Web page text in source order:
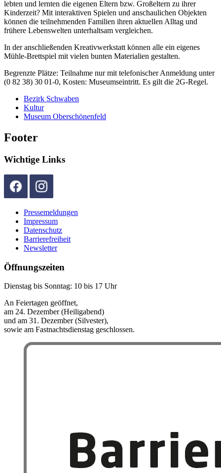
lebten und lernten die eigenen Eltern bzw. Großeltern zu ihrer
Kinderzeit? Mit interaktiven Spielen und anschaulichen Objekten
können die teilnehmenden Familien ihren aktuellen Alltag und
frühere Lebenswelten unterhaltsam vergleichen.
In der anschließenden Kreativwerkstatt können alle ein eigenes
Mühle-Brettspiel mit vielen bunten Materialien gestalten.
Begrenzte Plätze: Teilnahme nur mit telefonischer Anmeldung unter
(0 82 38) 30 01-0, Kosten: Museumseintritt. Es gilt die 2G-Regel.
Bezirk Schwaben
Kultur
Museum Oberschönenfeld
Footer
Wichtige Links
Pressemeldungen
Impressum
Datenschutz
Barrierefreiheit
Newsletter
Öffnungszeiten
Dienstag bis Sonntag: 10 bis 17 Uhr
An Feiertagen geöffnet,
am 24. Dezember (Heiligabend)
und am 31. Dezember (Silvester),
sowie am Fastnachtsdienstag geschlossen.